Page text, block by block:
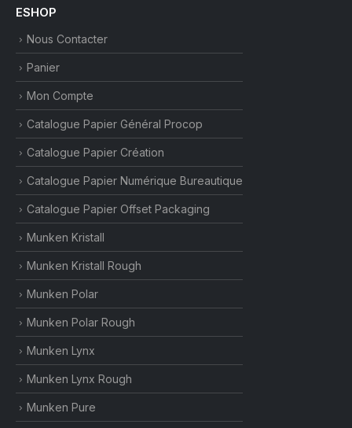
ESHOP
Nous Contacter
Panier
Mon Compte
Catalogue Papier Général Procop
Catalogue Papier Création
Catalogue Papier Numérique Bureautique
Catalogue Papier Offset Packaging
Munken Kristall
Munken Kristall Rough
Munken Polar
Munken Polar Rough
Munken Lynx
Munken Lynx Rough
Munken Pure